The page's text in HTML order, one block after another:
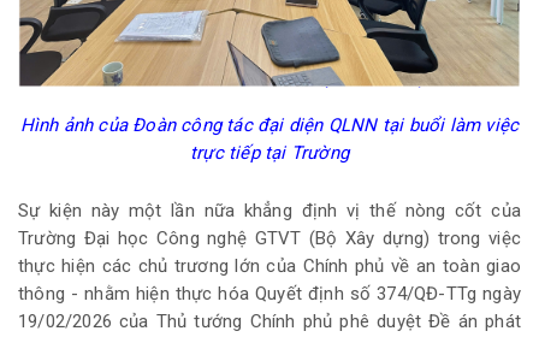
Hình ảnh của Đoàn công tác đại diện QLNN tại buổi làm việc
trực tiếp tại Trường
Sự kiện này một lần nữa khẳng định vị thế nòng cốt của
Trường Đại học Công nghệ GTVT (Bộ Xây dựng) trong việc
thực hiện các chủ trương lớn của Chính phủ về an toàn giao
thông - nhằm hiện thực hóa Quyết định số 374/QĐ-TTg ngày
19/02/2026 của Thủ tướng Chính phủ phê duyệt Đề án phát